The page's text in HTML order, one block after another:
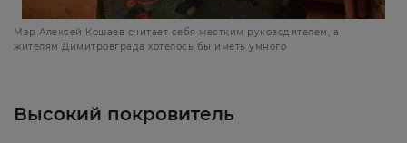
Мэр Алексей Кошаев считает себя жестким руководителем, а
жителям Димитровграда хотелось бы иметь умного
Высокий покровитель